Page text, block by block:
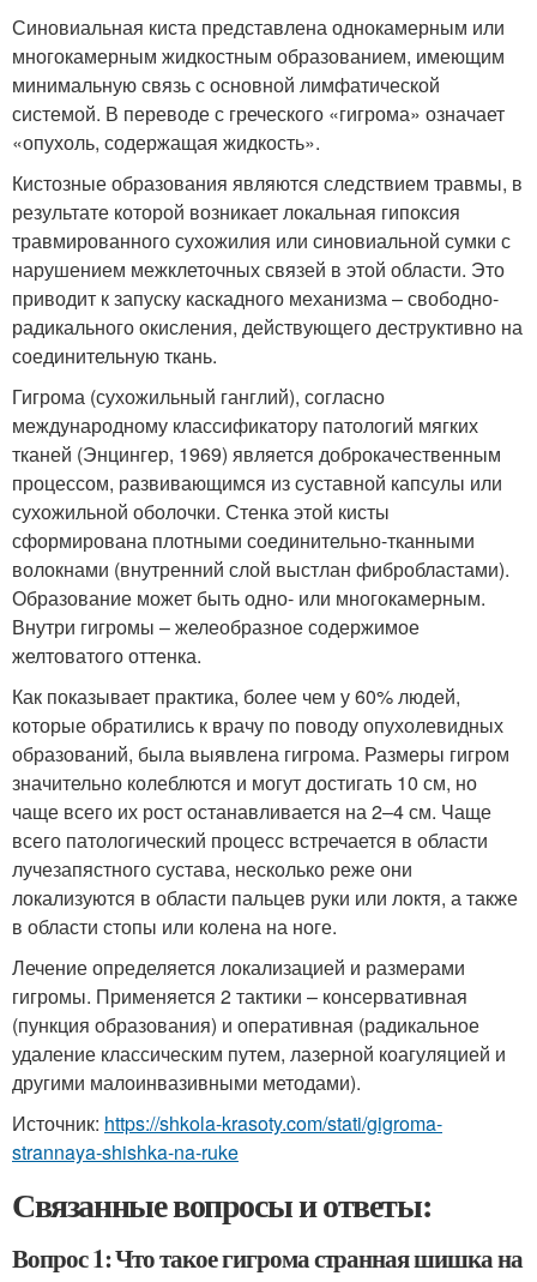
Синовиальная киста представлена однокамерным или
многокамерным жидкостным образованием, имеющим
минимальную связь с основной лимфатической
системой. В переводе с греческого «гигрома» означает
«опухоль, содержащая жидкость».
Кистозные образования являются следствием травмы, в
результате которой возникает локальная гипоксия
травмированного сухожилия или синовиальной сумки с
нарушением межклеточных связей в этой области. Это
приводит к запуску каскадного механизма – свободно-
радикального окисления, действующего деструктивно на
соединительную ткань.
Гигрома (сухожильный ганглий), согласно
международному классификатору патологий мягких
тканей (Энцингер, 1969) является доброкачественным
процессом, развивающимся из суставной капсулы или
сухожильной оболочки. Стенка этой кисты
сформирована плотными соединительно-тканными
волокнами (внутренний слой выстлан фибробластами).
Образование может быть одно- или многокамерным.
Внутри гигромы – желеобразное содержимое
желтоватого оттенка.
Как показывает практика, более чем у 60% людей,
которые обратились к врачу по поводу опухолевидных
образований, была выявлена гигрома. Размеры гигром
значительно колеблются и могут достигать 10 см, но
чаще всего их рост останавливается на 2–4 см. Чаще
всего патологический процесс встречается в области
лучезапястного сустава, несколько реже они
локализуются в области пальцев руки или локтя, а также
в области стопы или колена на ноге.
Лечение определяется локализацией и размерами
гигромы. Применяется 2 тактики – консервативная
(пункция образования) и оперативная (радикальное
удаление классическим путем, лазерной коагуляцией и
другими малоинвазивными методами).
Источник: https://shkola-krasoty.com/stati/gigroma-
strannaya-shishka-na-ruke
Связанные вопросы и ответы:
Вопрос 1: Что такое гигрома странная шишка на